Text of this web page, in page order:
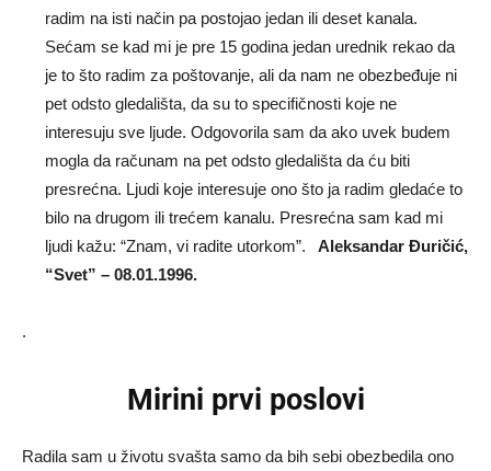
radim na isti način pa postojao jedan ili deset kanala.
Sećam se kad mi je pre 15 godina jedan urednik rekao da
je to što radim za poštovanje, ali da nam ne obezbeđuje ni
pet odsto gledališta, da su to specifičnosti koje ne
interesuju sve ljude. Odgovorila sam da ako uvek budem
mogla da računam na pet odsto gledališta da ću biti
presrećna. Ljudi koje interesuje ono što ja radim gledaće to
bilo na drugom ili trećem kanalu. Presrećna sam kad mi
ljudi kažu: “Znam, vi radite utorkom”.
Aleksandar Đuričić,
“Svet” – 08.01.1996.
.
Mirini prvi poslovi
Radila sam u životu svašta samo da bih sebi obezbedila ono